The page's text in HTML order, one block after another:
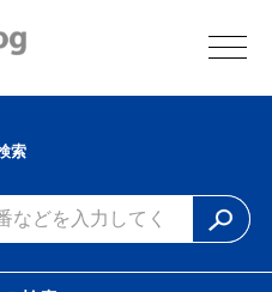
索